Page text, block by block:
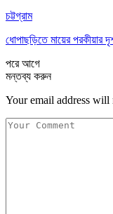
চট্টগ্রাম
ধোপাছড়িতে মায়ের পরকীয়ার
পরেআগে
মন্তব্য করুন
Your email address will